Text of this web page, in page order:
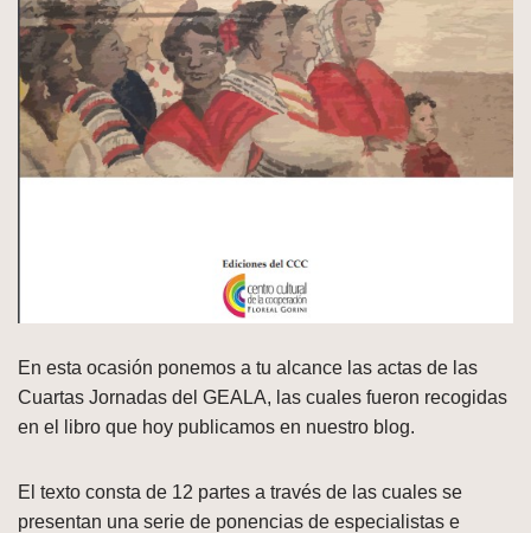
En esta ocasión ponemos a tu alcance las actas de las
Cuartas Jornadas del GEALA, las cuales fueron recogidas
en el libro que hoy publicamos en nuestro blog.
El texto consta de 12 partes a través de las cuales se
presentan una serie de ponencias de especialistas e